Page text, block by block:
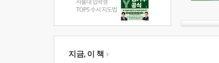
지금, 이 책